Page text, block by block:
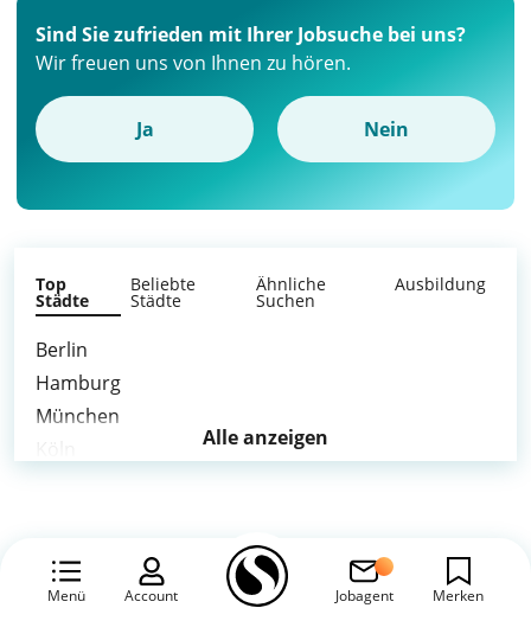
Menü Account Jobagent Merken
Sind Sie zufrieden mit Ihrer Jobsuche bei uns?
Wir freuen uns von Ihnen zu hören.
Ja Nein
Top
Städte
Beliebte
Städte
Ähnliche
Suchen
Ausbildung
Berlin
Hamburg
München
Essen
Alle anzeigen